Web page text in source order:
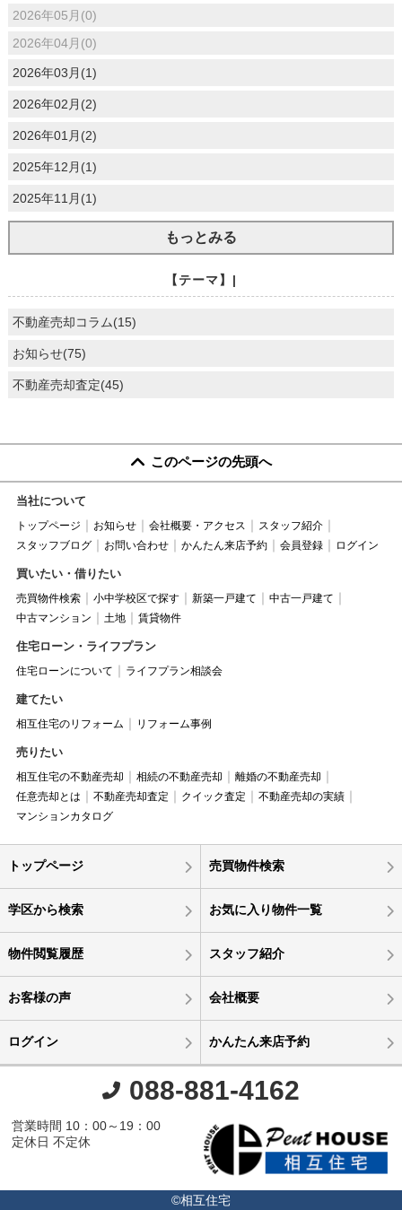
2026年05月(0)
2026年04月(0)
2026年03月(1)
2026年02月(2)
2026年01月(2)
2025年12月(1)
2025年11月(1)
もっとみる
【テーマ】|
不動産売却コラム(15)
お知らせ(75)
不動産売却査定(45)
このページの先頭へ
当社について
トップページ お知らせ 会社概要・アクセス
スタッフ紹介
スタッフブログ
お問い合わせ かんたん来店予約 会員登録 ログイン
買いたい・借りたい
売買物件検索 小中学校区で探す 新築一戸建て
中古一戸建て
中古マンション
土地 賃貸物件
住宅ローン・ライフプラン
住宅ローンについて ライフプラン相談会
建てたい
相互住宅のリフォーム リフォーム事例
売りたい
相互住宅の不動産売却 相続の不動産売却
離婚の不動産売却
任意売却とは
不動産売却査定 クイック査定
不動産売却の実績
マンションカタログ
トップページ 売買物件検索
学区から検索 お気に入り物件一覧
物件閲覧履歴 スタッフ紹介
お客様の声 会社概要
ログイン かんたん来店予約
088-881-4162
営業時間 10：00～19：00
定休日 不定休
©相互住宅